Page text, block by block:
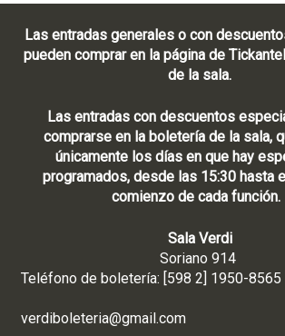
Las entradas generales o con
pueden comprar en la página de
de la sala.
Las entradas con descuentos
comprarse en la boletería de la sala,
únicamente los días en que hay
programados, desde las 15:30 hasta
comienzo de cada función.
Sala Verdi
Soriano 914
Teléfono de boletería: [598 2]
verdiboleteria@gmail.com